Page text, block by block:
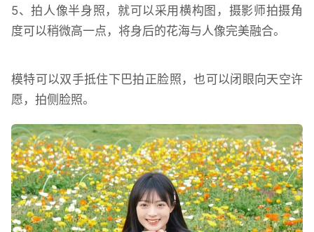
5、拍人像半身照，就可以采用横构图，摄影师拍摄角
度可以稍微高一点，将身后的花海与人像完美融合。
模特可以双手抵住下巴拍正脸照，也可以闭眼向天空许
愿，拍侧脸照。